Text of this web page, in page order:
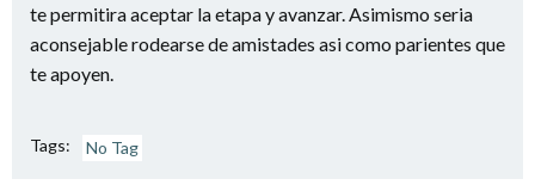
te permitira aceptar la etapa y avanzar. Asimismo seri­a
aconsejable rodearse de amistades asi­ como parientes que
te apoyen.
Tags: No Tag